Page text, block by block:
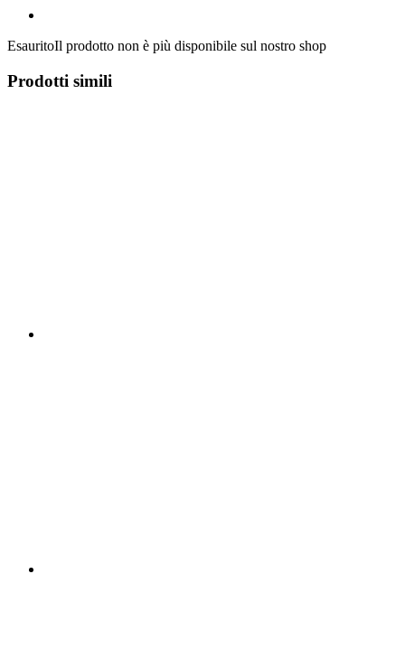
EsauritoIl prodotto non è più disponibile sul nostro shop
Prodotti simili